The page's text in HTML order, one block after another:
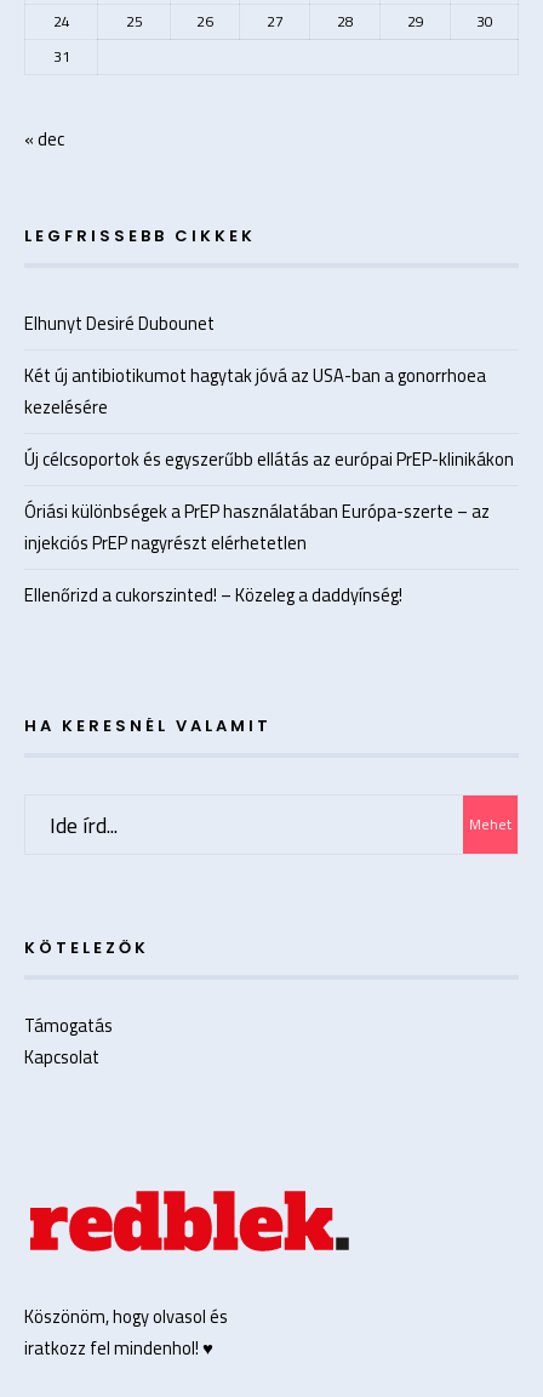
24
25 26 27 28 29
30
31
« dec
LEGFRISSEBB CIKKEK
Elhunyt Desiré Dubounet
Két új antibiotikumot hagytak jóvá az USA-ban a gonorrhoea
kezelésére
Új célcsoportok és egyszerűbb ellátás az európai PrEP-klinikákon
Óriási különbségek a PrEP használatában Európa-szerte – az
injekciós PrEP nagyrészt elérhetetlen
Ellenőrizd a cukorszinted! – Közeleg a daddyínség!
HA KERESNÉL VALAMIT
Mehet
KÖTELEZŐK
Támogatás
Kapcsolat
Köszönöm, hogy olvasol és
iratkozz fel mindenhol! ♥️